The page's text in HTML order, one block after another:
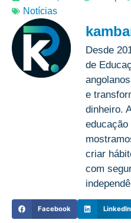
Notícias
Desde
de
e
dinheiro.
criar
com
Facebook LinkedIn